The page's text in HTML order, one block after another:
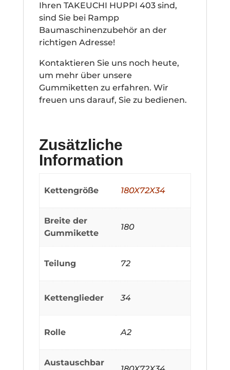
Ihren TAKEUCHI HUPPI 403 sind,
sind Sie bei Rampp
Baumaschinenzubehör an der
richtigen Adresse!
Kontaktieren Sie uns noch heute,
um mehr über unsere
Gummiketten zu erfahren. Wir
freuen uns darauf, Sie zu bedienen.
Zusätzliche
Information
Kettengröße 180X72X34
Breite der
Gummikette
180
Teilung 72
Kettenglieder 34
Rolle A2
Austauschbar